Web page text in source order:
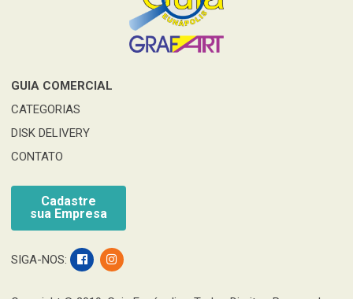
GUIA COMERCIAL
CATEGORIAS
DISK DELIVERY
CONTATO
Cadastre
sua Empresa
SIGA-NOS: